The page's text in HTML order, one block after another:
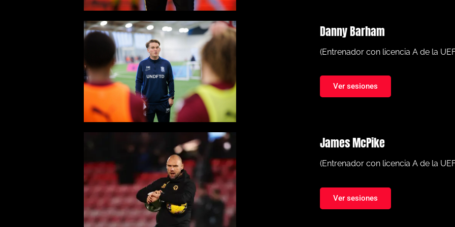
Danny Barham
(Entrenador con licencia A de la
Ver sesiones
James McPike
(Entrenador con licencia A de la
Ver sesiones